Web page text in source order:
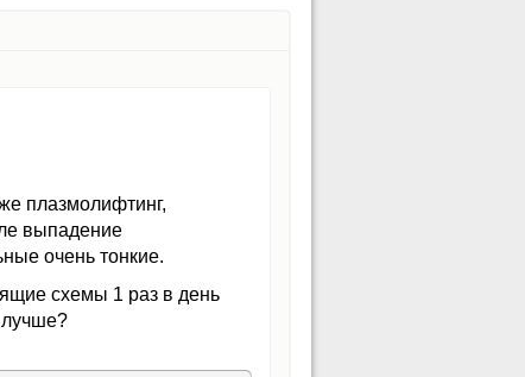
плазмолифтинг,
выпадение
очень тонкие.
схемы 1 раз в день
лучше?